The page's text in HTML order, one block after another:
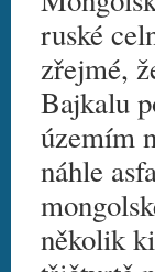
ruské
zřejmé,
Bajkalu
územím
náhle
několik